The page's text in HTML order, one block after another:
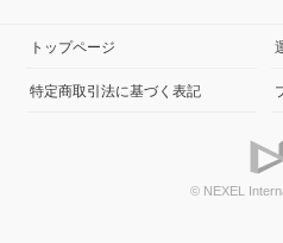
トップページ
特定商取引法に基づく表記
© NEXEL